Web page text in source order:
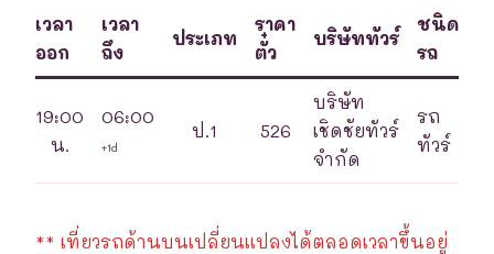
เวลา
ออก
เวลา
ถึง
ประเภท
ราคา
ตั๋ว
บริษัททัวร์
ชนิด
รถ
19:00
น.
06:00
+1d
ป.1 526
บริษัท
เชิดชัยทัวร์
จำกัด
รถ
ทัวร์
** เที่ยวรถด้านบนเปลี่ยนแปลงได้ตลอดเวลาขึ้นอยู่